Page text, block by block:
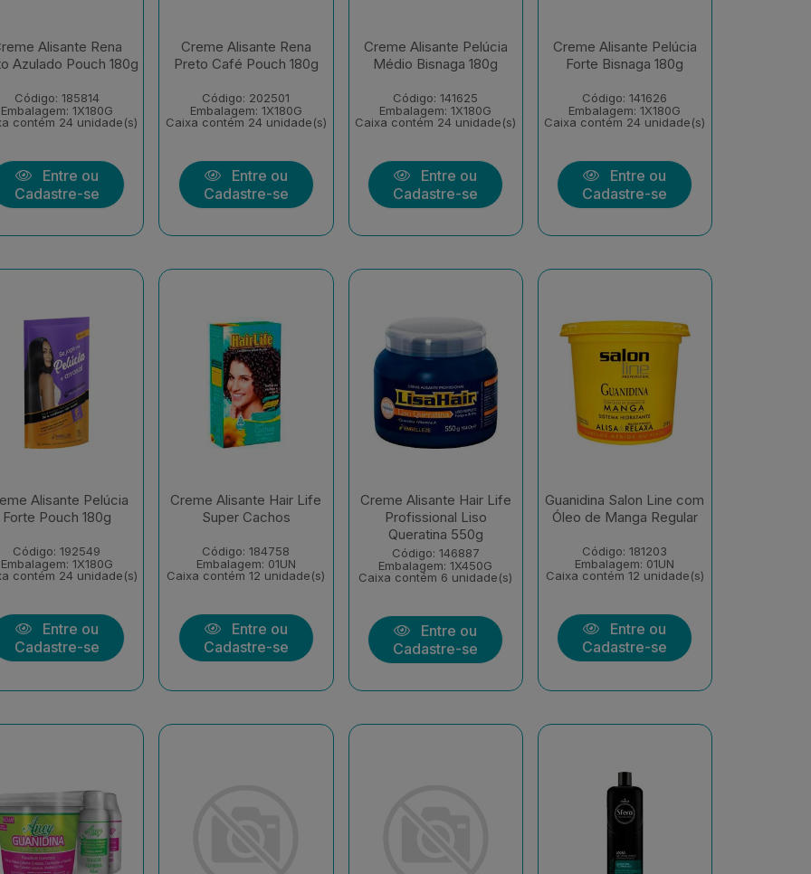
Alisante Rena
Azulado Pouch 180g
Código: 185814
Embalagem: 1X180G
contém 24 unidade(s)
Entre ou
Cadastre-se
Creme Alisante Rena
Preto Café Pouch 180g
Código: 202501
Embalagem: 1X180G
Caixa contém 24 unidade(s)
Entre ou
Cadastre-se
Creme Alisante Pelúcia
Médio Bisnaga 180g
Código: 141625
Embalagem: 1X180G
Caixa contém 24 unidade(s)
Entre ou
Cadastre-se
Creme Alisante Pelúcia
Forte Bisnaga 180g
Código: 141626
Embalagem: 1X180G
Caixa contém 24 unidade(s)
Entre ou
Cadastre-se
Alisante Pelúcia
Forte Pouch 180g
Código: 192549
Embalagem: 1X180G
contém 24 unidade(s)
Entre ou
Cadastre-se
Creme Alisante Hair Life
Super Cachos
Código: 184758
Embalagem: 01UN
Caixa contém 12 unidade(s)
Entre ou
Cadastre-se
Creme Alisante Hair Life
Profissional Liso
Queratina 550g
Código: 146887
Embalagem: 1X450G
Caixa contém 6 unidade(s)
Entre ou
Cadastre-se
Guanidina Salon Line com
Óleo de Manga Regular
Código: 181203
Embalagem: 01UN
Caixa contém 12 unidade(s)
Entre ou
Cadastre-se